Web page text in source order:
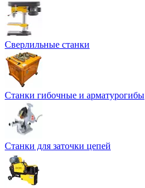
Сверлильные станки
Станки гибочные и арматурогибы
Станки для заточки цепей